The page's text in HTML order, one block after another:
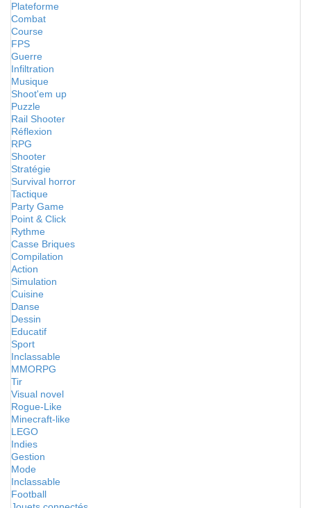
Plateforme
Combat
Course
FPS
Guerre
Infiltration
Musique
Shoot'em up
Puzzle
Rail Shooter
Réflexion
RPG
Shooter
Stratégie
Survival horror
Tactique
Party Game
Point & Click
Rythme
Casse Briques
Compilation
Action
Simulation
Cuisine
Danse
Dessin
Educatif
Sport
Inclassable
MMORPG
Tir
Visual novel
Rogue-Like
Minecraft-like
LEGO
Indies
Gestion
Mode
Inclassable
Football